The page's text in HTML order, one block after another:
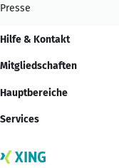
Presse
Hilfe & Kontakt
Mitgliedschaften
Hauptbereiche
Services